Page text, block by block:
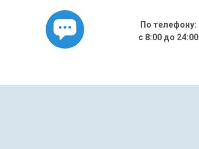
По телефону:
с 8:00 до 24:00